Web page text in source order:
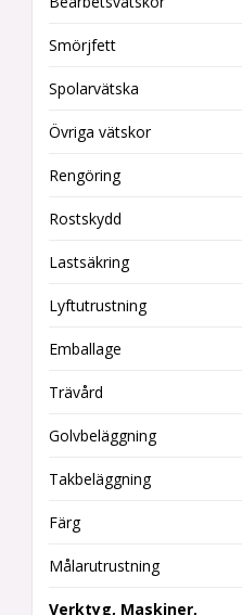
Smörjfett
Spolarvätska
Övriga vätskor
Rengöring
Rostskydd
Lastsäkring
Lyftutrustning
Emballage
Trävård
Golvbeläggning
Takbeläggning
Färg
Målarutrustning
Verktyg, Maskiner,